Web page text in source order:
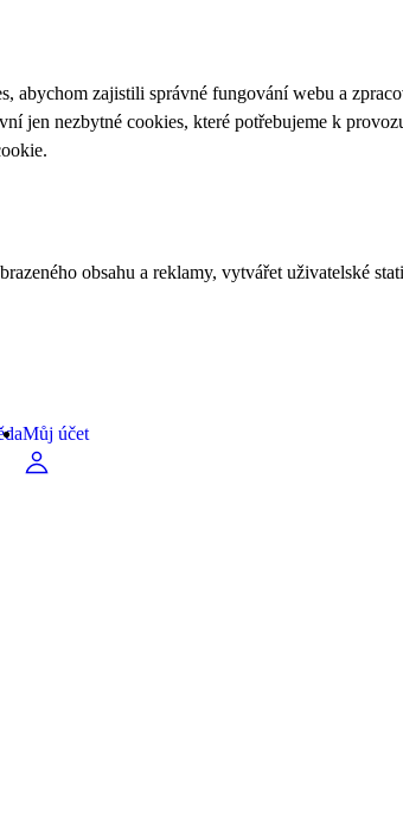
abychom zajistili správné fungování webu a
jen nezbytné cookies, které potřebujeme k
.
obsahu a reklamy, vytvářet uživatelské
Můj účet